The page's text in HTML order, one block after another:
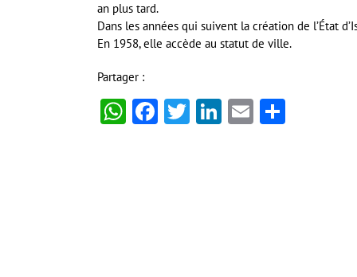
an plus tard.
Dans les années qui suivent la création de l’État
En 1958, elle accède au statut de ville.
Partager :
WhatsApp
Facebook
Twitter
LinkedIn
Email